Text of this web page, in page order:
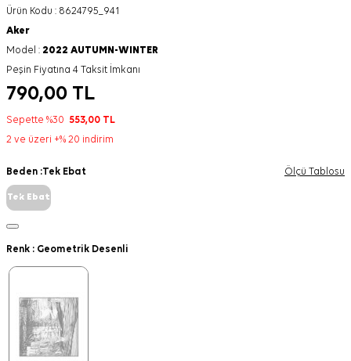
Ürün Kodu : 8624795_941
Aker
Model : 2022 AUTUMN-WINTER
Peşin Fiyatına 4 Taksit İmkanı
790,00 TL
Sepette %30 553,00 TL
2 ve üzeri +% 20 indirim
Beden :Tek Ebat Ölçü Tablosu
Tek Ebat
Renk : Geometrik Desenli